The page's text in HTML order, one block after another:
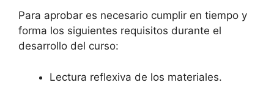
Para aprobar es necesario cumplir en tiempo y
forma los siguientes requisitos durante el
desarrollo del curso:
Lectura reflexiva de los materiales.